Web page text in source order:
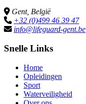
Gent, België
+32 (0)499 46 39 47
info@lifeguard-gent.be
Snelle Links
Home
Opleidingen
Sport
Waterveiligheid